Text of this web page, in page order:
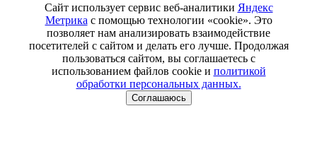
Сайт использует сервис веб-аналитики Яндекс
Метрика с помощью технологии «cookie». Это
позволяет нам анализировать взаимодействие
посетителей с сайтом и делать его лучше. Продолжая
пользоваться сайтом, вы соглашаетесь с
использованием файлов cookie и политикой
обработки персональных данных.
Соглашаюсь